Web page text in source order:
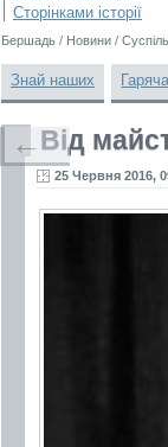
Сторінками історії
Бершадь / Новини /
Знай наших
Від
25 Червня 2016,
←